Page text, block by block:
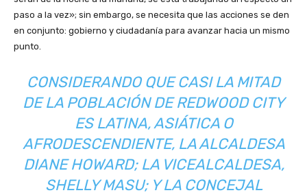
paso a la vez»; sin embargo, se necesita que las acciones se den
en conjunto: gobierno y ciudadanía para avanzar hacia un mismo
punto.
CONSIDERANDO QUE CASI LA MITAD
DE LA POBLACIÓN DE REDWOOD CITY
ES LATINA, ASIÁTICA O
AFRODESCENDIENTE, LA ALCALDESA
DIANE HOWARD; LA VICEALCALDESA,
SHELLY MASU; Y LA CONCEJAL